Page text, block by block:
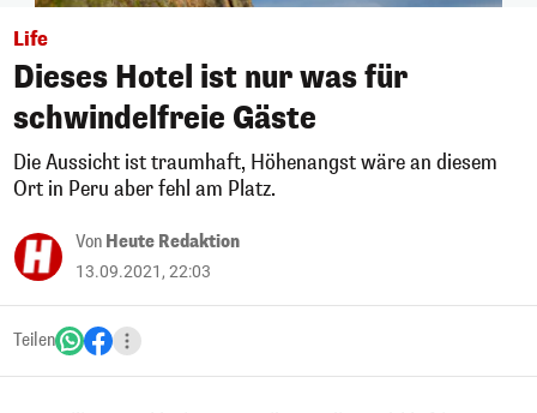
Life
Dieses Hotel ist nur was für
schwindelfreie Gäste
Die Aussicht ist traumhaft, Höhenangst wäre an diesem
Ort in Peru aber fehl am Platz.
Von Heute Redaktion
13.09.2021, 22:03
Teilen